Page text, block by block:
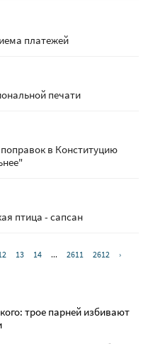
платежей
печати
в Конституцию
птица - сапсан
13 14 ... 2611 2612 ›
трое парней избивают